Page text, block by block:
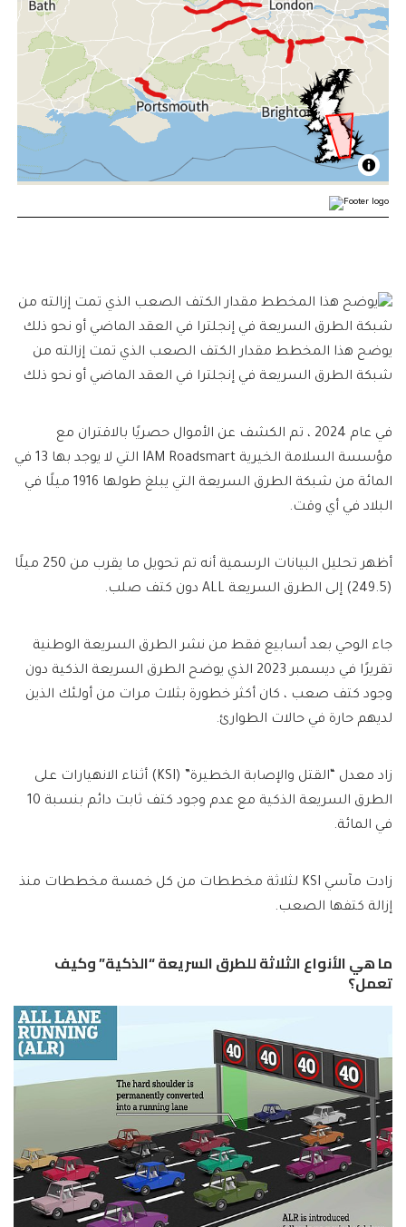
يوضح هذا المخطط مقدار الكتف الصعب الذي تمت إزالته من
شبكة الطرق السريعة في إنجلترا في العقد الماضي أو نحو ذلك
في عام 2024 ، تم الكشف عن الأموال حصريًا بالاقتران مع
مؤسسة السلامة الخيرية IAM Roadsmart التي لا يوجد بها 13 في
المائة من شبكة الطرق السريعة التي يبلغ طولها 1916 ميلًا في
البلاد في أي وقت.
أظهر تحليل البيانات الرسمية أنه تم تحويل ما يقرب من 250 ميلًا
(249.5) إلى الطرق السريعة ALL دون كتف صلب.
جاء الوحي بعد أسابيع فقط من نشر الطرق السريعة الوطنية
تقريرًا في ديسمبر 2023 الذي يوضح الطرق السريعة الذكية دون
وجود كتف صعب ، كان أكثر خطورة بثلاث مرات من أولئك الذين
لديهم حارة في حالات الطوارئ.
زاد معدل “القتل والإصابة الخطيرة” (KSI) أثناء الانهيارات على
الطرق السريعة الذكية مع عدم وجود كتف ثابت دائم بنسبة 10
في المائة.
زادت مآسي KSI لثلاثة مخططات من كل خمسة مخططات منذ
إزالة كتفها الصعب.
ما هي الأنواع الثلاثة للطرق السريعة “الذكية” وكيف
تعمل؟